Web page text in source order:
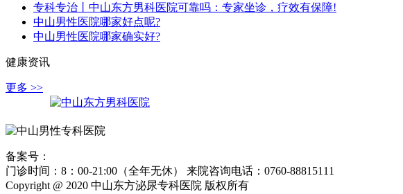
专科专治丨中山东方男科医院可靠吗：专家坐诊，疗效有保障!
中山男性医院哪家好点呢?
中山男性医院哪家确实好?
健康资讯
更多 >>
备案号：
门诊时间：8：00-21:00（全年无休） 来院咨询电话：0760-88815111
Copyright @ 2020 中山东方泌尿专科医院 版权所有